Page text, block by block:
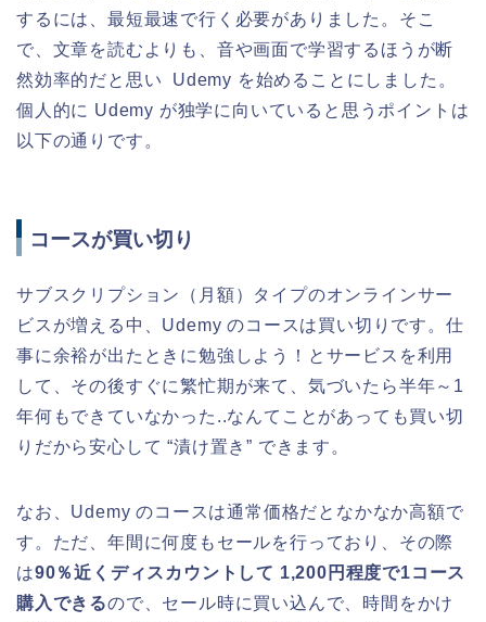
するには、最短最速で行く必要がありました。そこ
で、文章を読むよりも、音や画面で学習するほうが断
然効率的だと思い Udemy を始めることにしました。
個人的に Udemy が独学に向いていると思うポイントは
以下の通りです。
コースが買い切り
サブスクリプション（月額）タイプのオンラインサー
ビスが増える中、Udemy のコースは買い切りです。仕
事に余裕が出たときに勉強しよう！とサービスを利用
して、その後すぐに繁忙期が来て、気づいたら半年～1
年何もできていなかった..なんてことがあっても買い切
りだから安心して “漬け置き” できます。
なお、Udemy のコースは通常価格だとなかなか高額で
す。ただ、年間に何度もセールを行っており、その際
は90％近くディスカウントして 1,200円程度で1コース
購入できるので、セール時に買い込んで、時間をかけ